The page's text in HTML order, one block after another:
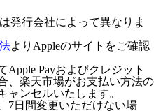
発行会社によって異なりま
よりAppleのサイトをご確認
Payおよびクレジット
、楽天市場がお支払い方法の
ャンセルいたします。
7日間変更いただけない場